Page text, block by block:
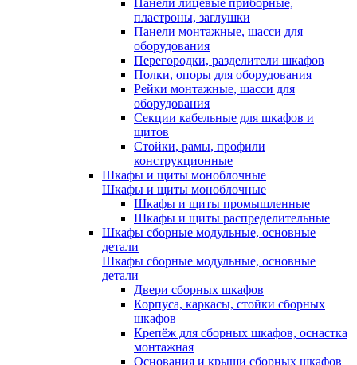
Панели лицевые приборные,
пластроны, заглушки
Панели монтажные, шасси для
оборудования
Перегородки, разделители шкафов
Полки, опоры для оборудования
Рейки монтажные, шасси для
оборудования
Секции кабельные для шкафов и
щитов
Стойки, рамы, профили
конструкционные
Шкафы и щиты моноблочные
Шкафы и щиты моноблочные
Шкафы и щиты промышленные
Шкафы и щиты распределительные
Шкафы сборные модульные, основные
детали
Шкафы сборные модульные, основные
детали
Двери сборных шкафов
Корпуса, каркасы, стойки сборных
шкафов
Крепёж для сборных шкафов, оснастка
монтажная
Основания и крыши сборных шкафов